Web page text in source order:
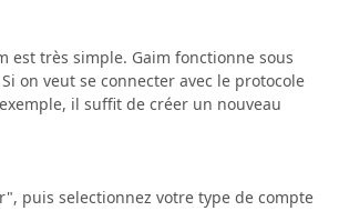
est très simple. Gaim fonctionne sous
on veut se connecter avec le protocole
il suffit de créer un nouveau
puis selectionnez votre type de compte